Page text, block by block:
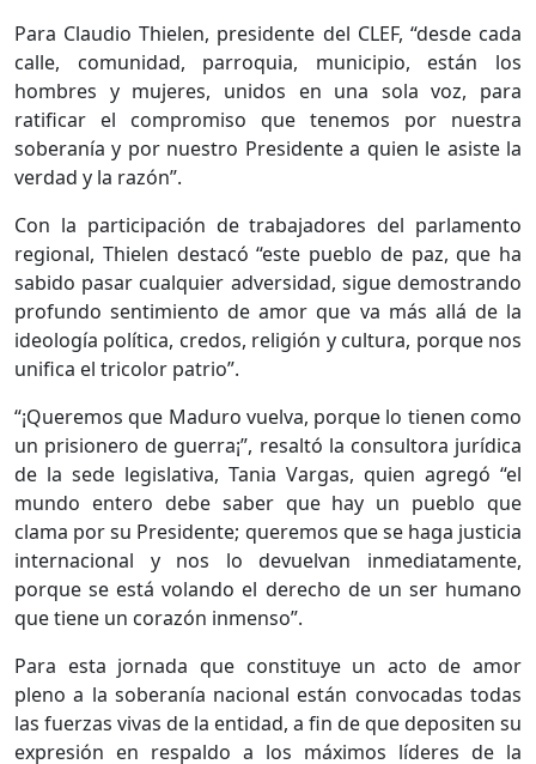
Para Claudio Thielen, presidente del CLEF, “desde cada
calle, comunidad, parroquia, municipio, están los
hombres y mujeres, unidos en una sola voz, para
ratificar el compromiso que tenemos por nuestra
soberanía y por nuestro Presidente a quien le asiste la
verdad y la razón”.
Con la participación de trabajadores del parlamento
regional, Thielen destacó “este pueblo de paz, que ha
sabido pasar cualquier adversidad, sigue demostrando
profundo sentimiento de amor que va más allá de la
ideología política, credos, religión y cultura, porque nos
unifica el tricolor patrio”.
“¡Queremos que Maduro vuelva, porque lo tienen como
un prisionero de guerra¡”, resaltó la consultora jurídica
de la sede legislativa, Tania Vargas, quien agregó “el
mundo entero debe saber que hay un pueblo que
clama por su Presidente; queremos que se haga justicia
internacional y nos lo devuelvan inmediatamente,
porque se está volando el derecho de un ser humano
que tiene un corazón inmenso”.
Para esta jornada que constituye un acto de amor
pleno a la soberanía nacional están convocadas todas
las fuerzas vivas de la entidad, a fin de que depositen su
expresión en respaldo a los máximos líderes de la